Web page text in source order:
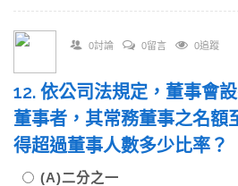
0討論 0留言 0追蹤
12. 依公司法規定，董事會
董事者，其常務董事之名額
得超過董事人數多少比率？
(A)二分之一